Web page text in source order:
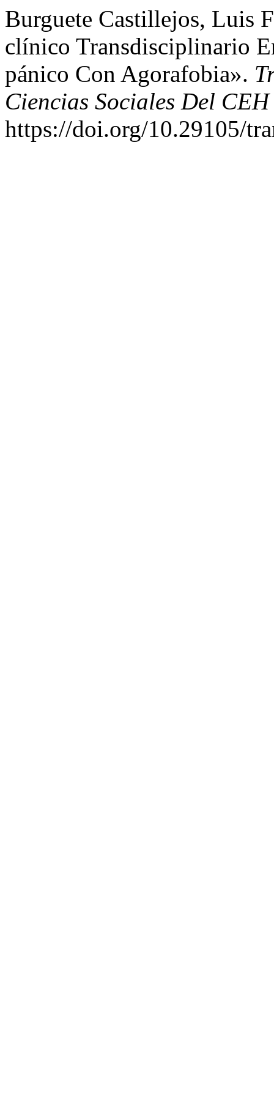
Burguete Castillejos, Luis
clínico Transdisciplinario
pánico Con Agorafobia».
Ciencias Sociales Del CEH
https://doi.org/10.29105/